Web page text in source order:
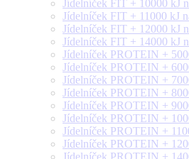
Jídelníček FIT + 10000 kJ
Jídelníček FIT + 11000 kJ
Jídelníček FIT + 12000 kJ
Jídelníček FIT + 14000 kJ
Jídelníček PROTEIN +
Jídelníček PROTEIN +
Jídelníček PROTEIN +
Jídelníček PROTEIN +
Jídelníček PROTEIN +
Jídelníček PROTEIN +
Jídelníček PROTEIN +
Jídelníček PROTEIN +
Jídelníček PROTEIN +